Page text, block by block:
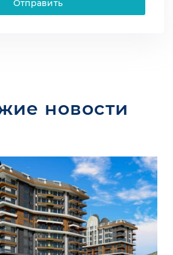
Отправить
новости